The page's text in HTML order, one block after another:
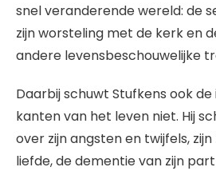
snel veranderende wereld: de
zijn worsteling met de kerk en
andere levensbeschouwelijke
Daarbij schuwt Stufkens ook
kanten van het leven niet. Hij
over zijn angsten en twijfels,
liefde, de dementie van zijn